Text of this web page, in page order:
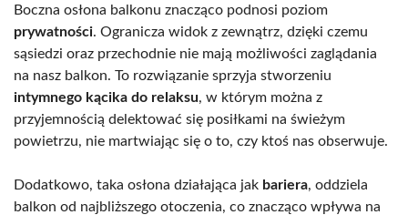
Boczna osłona balkonu znacząco podnosi poziom
prywatności. Ogranicza widok z zewnątrz, dzięki czemu
sąsiedzi oraz przechodnie nie mają możliwości zaglądania
na nasz balkon. To rozwiązanie sprzyja stworzeniu
intymnego kącika do relaksu, w którym można z
przyjemnością delektować się posiłkami na świeżym
powietrzu, nie martwiając się o to, czy ktoś nas obserwuje.
Dodatkowo, taka osłona działająca jak bariera, oddziela
balkon od najbliższego otoczenia, co znacząco wpływa na